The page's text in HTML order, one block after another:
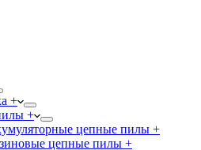
+
+
цепные пилы +
цепные пилы +